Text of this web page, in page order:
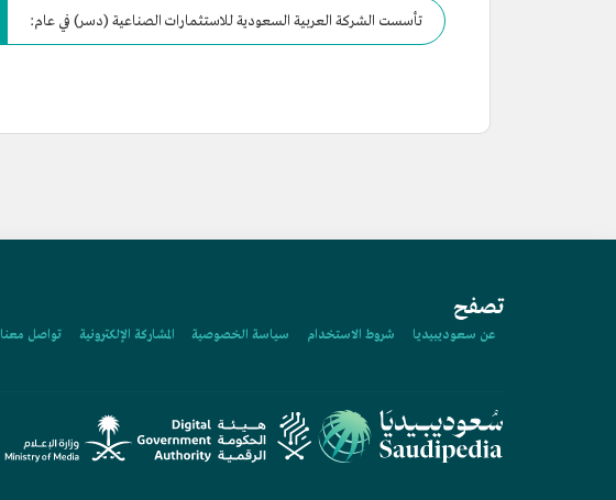
تأسست الشركة العربية السعودية للاستثمارات الصناعية (دسر) في عام:
تصفح
عن سعوديبيديا شروط الاستخدام سياسة الخصوصية المشاركة الإلكترونية تواصل معنا